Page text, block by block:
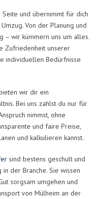
und übernimmt für dich
Von der Planung und
– wir kümmern uns um alles.
Zufriedenheit unserer
individuellen Bedürfnisse
wir dir ein
Bei uns zahlst du nur für
nimmst, ohne
und faire Preise,
und kalkulieren kannst.
sind bestens geschult und
der Branche. Sie wissen
sorgsam umgehen und
von Mülheim an der